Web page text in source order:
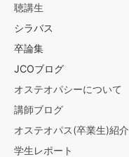
聴講生
シラバス
卒論集
JCOブログ
オステオパシーについて
講師ブログ
オステオパス(卒業生)紹介
学生レポート